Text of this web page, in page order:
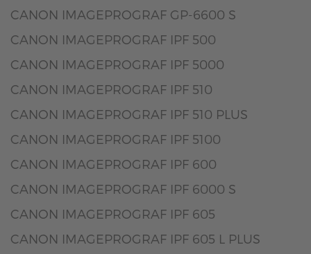
CANON IMAGEPROGRAF GP-6600 S
CANON IMAGEPROGRAF IPF 500
CANON IMAGEPROGRAF IPF 5000
CANON IMAGEPROGRAF IPF 510
CANON IMAGEPROGRAF IPF 510 PLUS
CANON IMAGEPROGRAF IPF 5100
CANON IMAGEPROGRAF IPF 600
CANON IMAGEPROGRAF IPF 6000 S
CANON IMAGEPROGRAF IPF 605
CANON IMAGEPROGRAF IPF 605 L PLUS